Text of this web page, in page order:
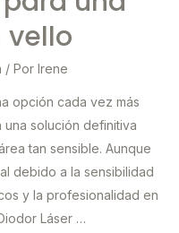
vello
/ Por Irene
opción cada vez más
solución definitiva
tan sensible. Aunque
debido a la sensibilidad
y la profesionalidad en
Láser …